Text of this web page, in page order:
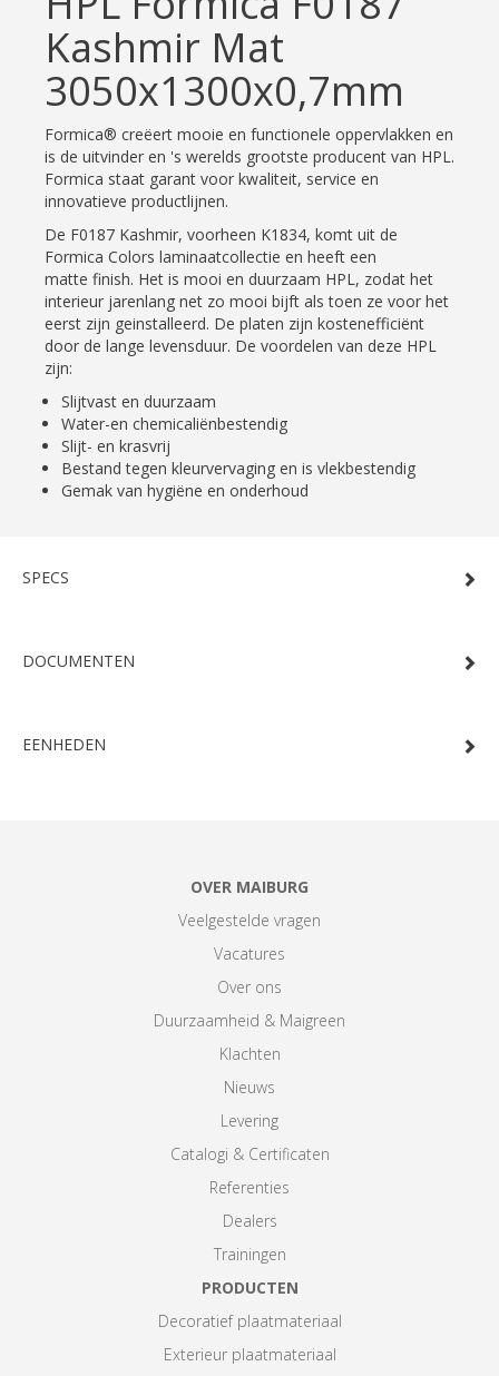
Kashmir Mat
3050x1300x0,7mm
Formica® creëert mooie en functionele oppervlakken en
is de uitvinder en 's werelds grootste producent van HPL.
Formica staat garant voor kwaliteit, service en
innovatieve productlijnen.
De F0187 Kashmir, voorheen K1834, komt uit de
Formica Colors laminaatcollectie en heeft een
matte finish. Het is mooi en duurzaam HPL, zodat het
interieur jarenlang net zo mooi bijft als toen ze voor het
eerst zijn geinstalleerd. De platen zijn kostenefficiënt
door de lange levensduur. De voordelen van deze HPL
zijn:
Slijtvast en duurzaam
Water-en chemicaliënbestendig
Slijt- en krasvrij
Bestand tegen kleurvervaging en is vlekbestendig
Gemak van hygiëne en onderhoud
SPECS
DOCUMENTEN
EENHEDEN
OVER MAIBURG
Veelgestelde vragen
Vacatures
Over ons
Duurzaamheid & Maigreen
Klachten
Nieuws
Levering
Catalogi & Certificaten
Referenties
Dealers
Trainingen
PRODUCTEN
Decoratief plaatmateriaal
Exterieur plaatmateriaal